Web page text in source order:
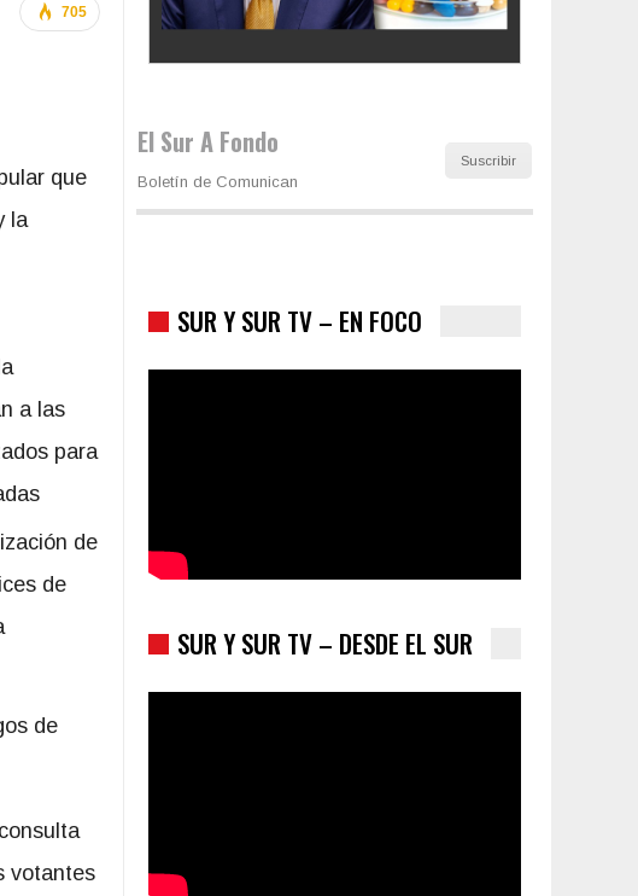
705
que
la
a las
para
de
votantes
Los latinos le van dando la espalda a Trump